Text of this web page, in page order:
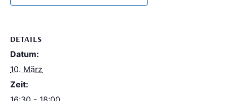
DETAILS
Datum:
10. März
Zeit: